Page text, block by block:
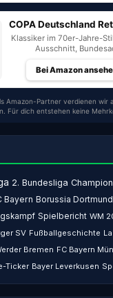
COPA Deutschland
Klassiker im 70er-Jahre-
Ausschnitt,
Bei Amazon
Amazon-Partner verdienen wir
Für dich entstehen keine
2. Bundesliga
Bayern Borussia Dortmund
Spielbericht WM
SV Fußballgeschichte
Bremen FC Bayern
Ticker Bayer Leverkusen